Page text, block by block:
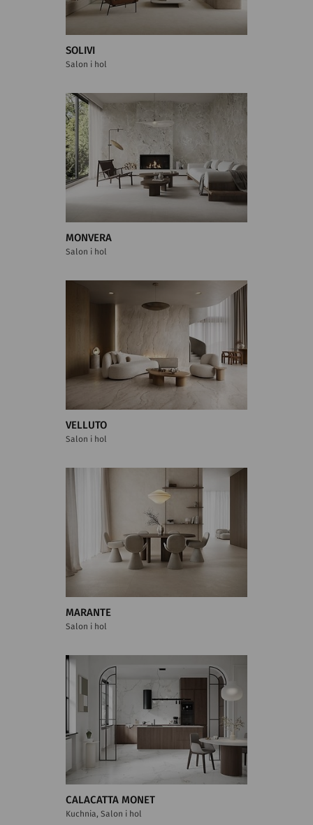
SOLIVI
Salon i hol
MONVERA
Salon i hol
VELLUTO
Salon i hol
MARANTE
Salon i hol
CALACATTA MONET
Kuchnia, Salon i hol